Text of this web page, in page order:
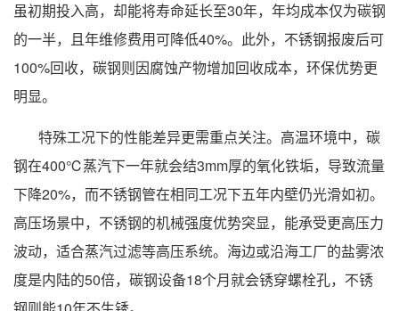
虽初期投入高，却能将寿命延长至30年，年均成本仅为碳钢
的一半，且年维修费用可降低40%。此外，不锈钢报废后可
100%回收，碳钢则因腐蚀产物增加回收成本，环保优势更
明显。
特殊工况下的性能差异更需重点关注。高温环境中，碳
钢在400℃蒸汽下一年就会结3mm厚的氧化铁垢，导致流量
下降20%，而不锈钢管在相同工况下五年内壁仍光滑如初。
高压场景中，不锈钢的机械强度优势突显，能承受更高压力
波动，适合蒸汽过滤等高压系统。海边或沿海工厂的盐雾浓
度是内陆的50倍，碳钢设备18个月就会锈穿螺栓孔，不锈